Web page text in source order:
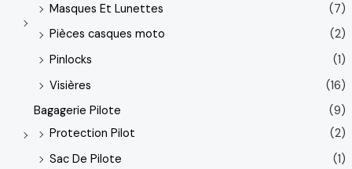
Masques Et Lunettes
(7)
Pièces casques moto
(2)
Pinlocks
(1)
Visières
(16)
Bagagerie Pilote
(9)
Protection Pilot
(2)
Sac De Pilote
(1)